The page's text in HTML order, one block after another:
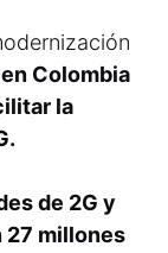
en Colombia
la
de 2G y
27 millones